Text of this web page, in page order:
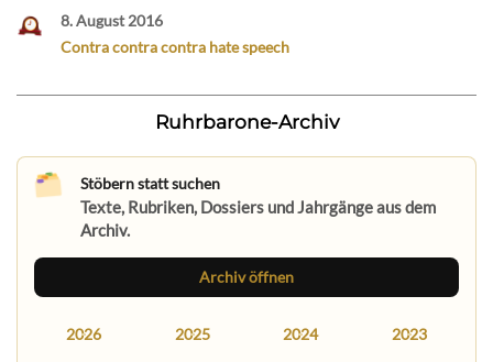
8. August 2016
Contra contra contra hate speech
Ruhrbarone-Archiv
Stöbern statt suchen
Texte, Rubriken, Dossiers und Jahrgänge aus dem
Archiv.
Archiv öffnen
2026 2025 2024 2023